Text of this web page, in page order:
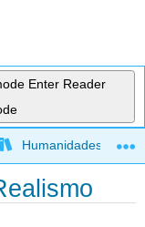
Enter Reader
global
Humanidades